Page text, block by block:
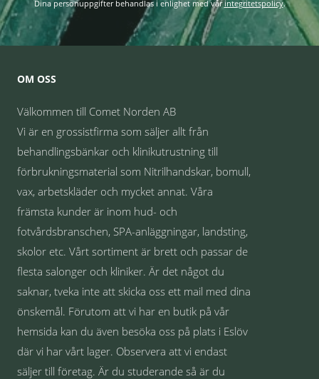
Dina personuppgifter behandlas i enlighet med vårintegritetspolicy.
OM OSS
Välkommen till Comet Norden AB
Vi är en grossistfirma som säljer allt från
behandlingsbänkar och klinikutrustning till
förbrukningsmaterial som Nitrilhandskar, bomull,
vax, arbetskläder och mycket annat. Våra
främsta kunder är inom hud- och
fotvårdsbranschen, SPA-anläggningar, landsting,
skolor etc. Vårt sortiment är brett och passar de
flesta salonger och kliniker. Är det något du
saknar, tveka inte att skicka oss ett mail med dina
önskemål. Förutom att vi har en butik på vår
hemsida kan du även besöka oss på plats i Eslöv
där vi har vårt lager. Observera att vi endast
säljer till företag. Är du studerande så är du